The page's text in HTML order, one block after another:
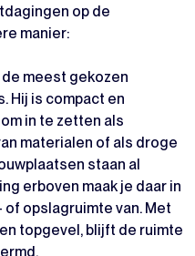
op de
manier:
de meest gekozen
Hij is compact en
in te zetten als
materialen of als droge
staan al
erboven maak je daar in
opslagruimte van. Met
topgevel, blijft de ruimte